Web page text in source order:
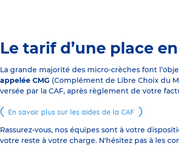
Le tarif d’une place
La grande majorité des micro-crèches font
appelée CMG (Complément de Libre Choix du
versée par la CAF, après règlement de votre
En savoir plus sur les aides de la CAF
Rassurez-vous, nos équipes sont à votre
votre reste à votre charge. N'hésitez pas à les